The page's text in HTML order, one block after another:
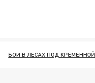
БОИ В ЛЕСАХ ПОД КРЕМЕННОЙ